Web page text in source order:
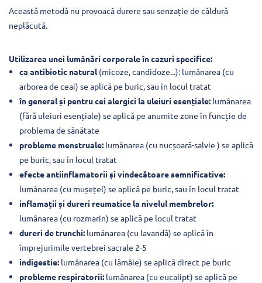
Această metodă nu provoacă durere sau senzație de căldură
neplăcută.
Utilizarea unei lumânări corporale în cazuri specifice:
ca antibiotic natural(micoze, candidoze...): lumânarea (cu
arborea de ceai) se aplică pe buric, sau în locul tratat
în general și pentru cei alergici la uleiuri esențiale: lumânarea
(fără uleiuri esențiale) se aplică pe anumite zone în funcție de
problema de sănătate
probleme menstruale: lumânarea (cu nucșoară-salvie ) se aplică
pe buric, sau în locul tratat
efecte antiinflamatorii și vindecătoare semnificative:
lumânarea (cu mușețel) se aplică pe buric, sau în locul tratat
inflamații și dureri reumatice la nivelul membrelor:
lumânarea (cu rozmarin) se aplică pe locul tratat
dureri de trunchi: lumânarea (cu lavandă) se aplică în
împrejurimile vertebrei sacrale 2-5
indigestie: lumânarea (cu lămâie) se aplică direct pe buric
probleme respiratorii: lumânarea (cu eucalipt) se aplică pe